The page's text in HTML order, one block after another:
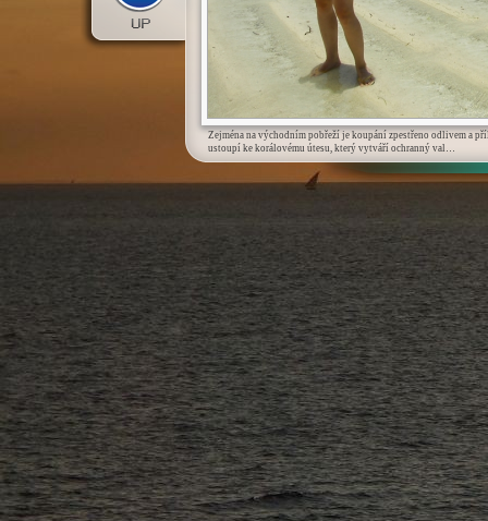
Zejména na východním pobřeží je koupání zpestřeno odlivem a
ustoupí ke korálovému útesu, který vytváří ochranný val…